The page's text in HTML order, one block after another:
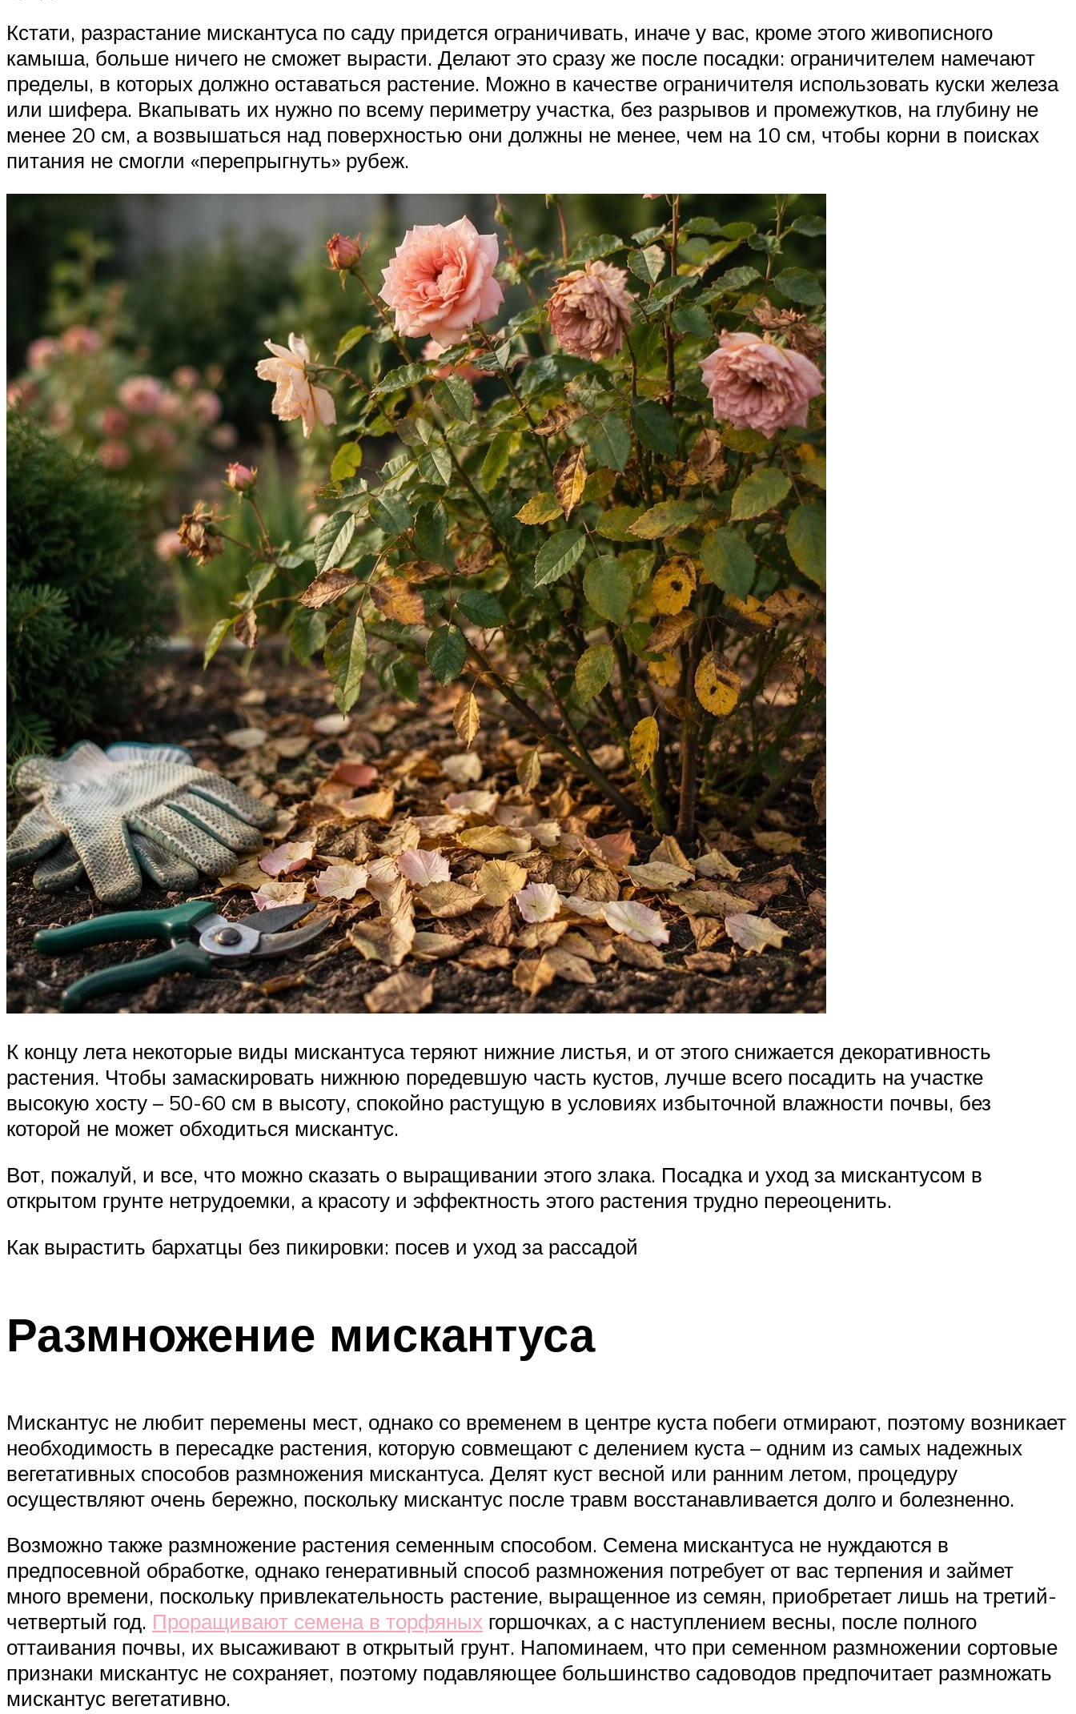
Кстати, разрастание мискантуса по саду придется ограничивать, иначе у вас, кроме этого живописного
камыша, больше ничего не сможет вырасти. Делают это сразу же после посадки: ограничителем намечают
пределы, в которых должно оставаться растение. Можно в качестве ограничителя использовать куски железа
или шифера. Вкапывать их нужно по всему периметру участка, без разрывов и промежутков, на глубину не
менее 20 см, а возвышаться над поверхностью они должны не менее, чем на 10 см, чтобы корни в поисках
питания не смогли «перепрыгнуть» рубеж.
К концу лета некоторые виды мискантуса теряют нижние листья, и от этого снижается декоративность
растения. Чтобы замаскировать нижнюю поредевшую часть кустов, лучше всего посадить на участке
высокую хосту – 50-60 см в высоту, спокойно растущую в условиях избыточной влажности почвы, без
которой не может обходиться мискантус.
Вот, пожалуй, и все, что можно сказать о выращивании этого злака. Посадка и уход за мискантусом в
открытом грунте нетрудоемки, а красоту и эффектность этого растения трудно переоценить.
Как вырастить бархатцы без пикировки: посев и уход за рассадой
Размножение мискантуса
Мискантус не любит перемены мест, однако со временем в центре куста побеги отмирают, поэтому возникает
необходимость в пересадке растения, которую совмещают с делением куста – одним из самых надежных
вегетативных способов размножения мискантуса. Делят куст весной или ранним летом, процедуру
осуществляют очень бережно, поскольку мискантус после травм восстанавливается долго и болезненно.
Возможно также размножение растения семенным способом. Семена мискантуса не нуждаются в
предпосевной обработке, однако генеративный способ размножения потребует от вас терпения и займет
много времени, поскольку привлекательность растение, выращенное из семян, приобретает лишь на третий-
четвертый год. Проращивают семена в торфяных горшочках, а с наступлением весны, после полного
оттаивания почвы, их высаживают в открытый грунт. Напоминаем, что при семенном размножении сортовые
признаки мискантус не сохраняет, поэтому подавляющее большинство садоводов предпочитает размножать
мискантус вегетативно.